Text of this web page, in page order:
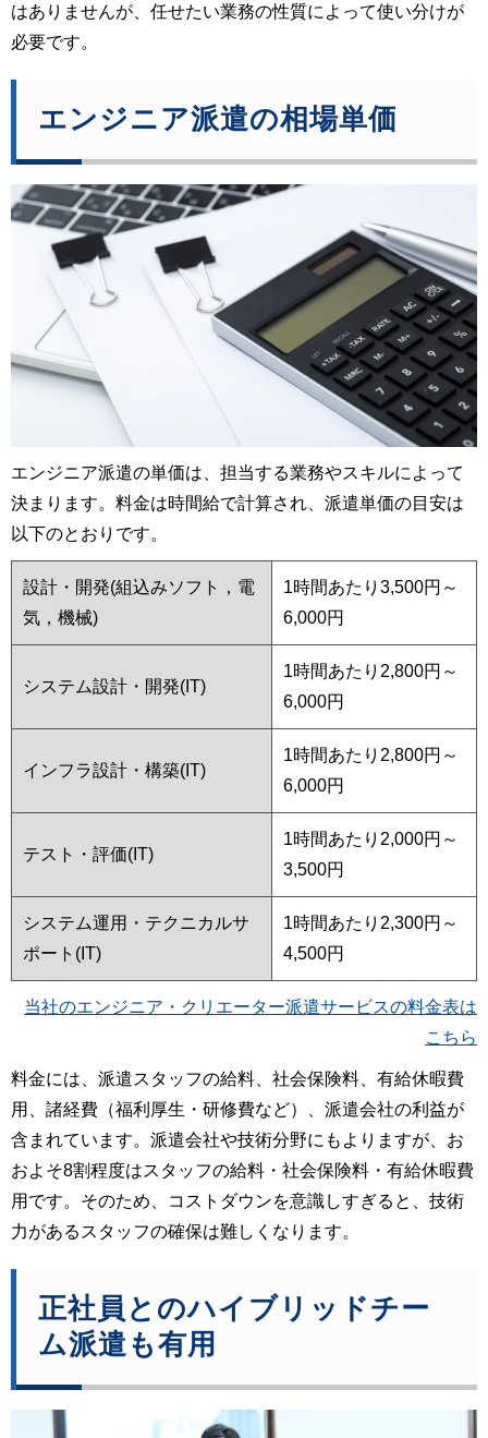
はありませんが、任せたい業務の性質によって使い分けが
必要です。
エンジニア派遣の相場単価
エンジニア派遣の単価は、担当する業務やスキルによって
決まります。料金は時間給で計算され、派遣単価の目安は
以下のとおりです。
設計・開発(組込みソフト，電
気，機械)
1時間あたり3,500円～
6,000円
システム設計・開発(IT)
1時間あたり2,800円～
6,000円
インフラ設計・構築(IT)
1時間あたり2,800円～
6,000円
テスト・評価(IT)
1時間あたり2,000円～
3,500円
システム運用・テクニカルサ
ポート(IT)
1時間あたり2,300円～
4,500円
当社のエンジニア・クリエーター派遣サービスの料金表は
こちら
料金には、派遣スタッフの給料、社会保険料、有給休暇費
用、諸経費（福利厚生・研修費など）、派遣会社の利益が
含まれています。派遣会社や技術分野にもよりますが、お
およそ8割程度はスタッフの給料・社会保険料・有給休暇費
用です。そのため、コストダウンを意識しすぎると、技術
力があるスタッフの確保は難しくなります。
正社員とのハイブリッドチー
ム派遣も有用